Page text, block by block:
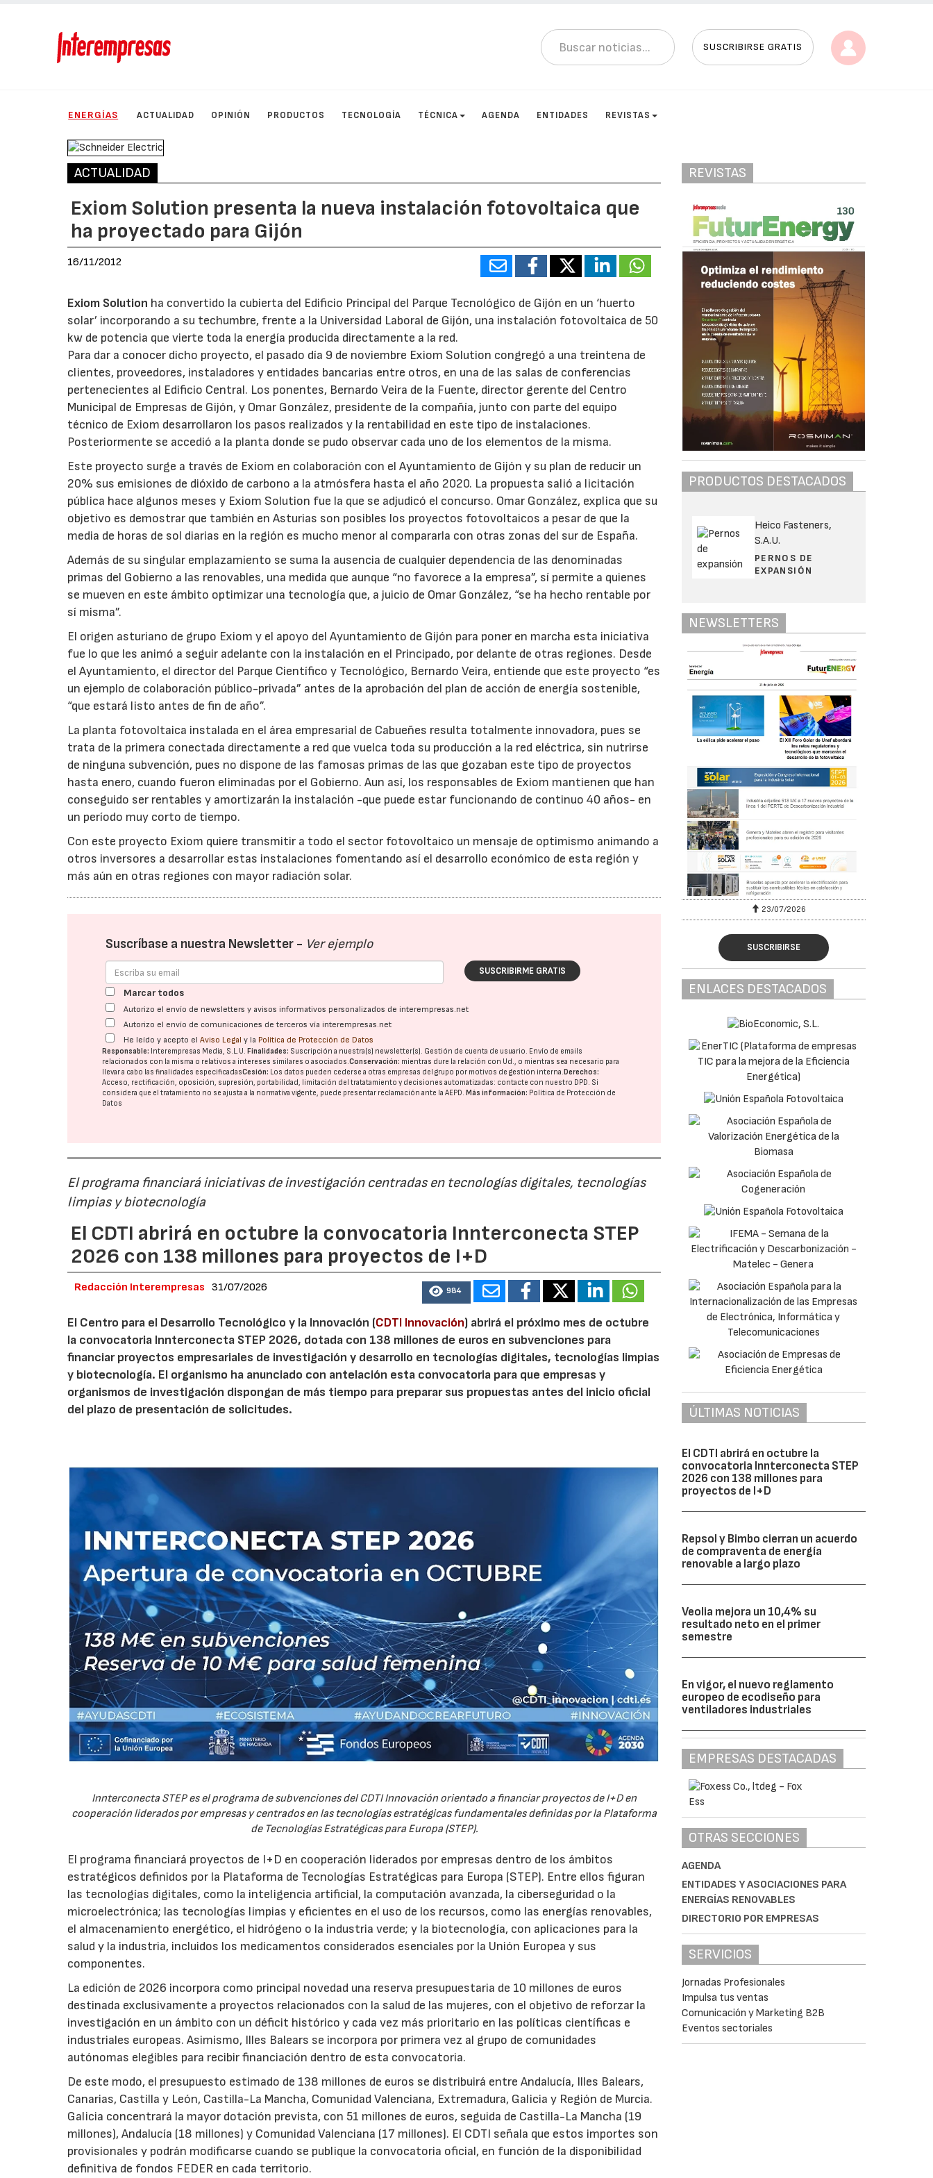
SUSCRIBIRSE GRATIS
ENERGÍAS ACTUALIDAD OPINIÓN PRODUCTOS TECNOLOGÍA TÉCNICA AGENDA ENTIDADES REVISTAS
ACTUALIDAD
Exiom Solution presenta la nueva instalación fotovoltaica que
ha proyectado para Gijón
16/11/2012
Exiom Solution ha convertido la cubierta del Edificio Principal del Parque Tecnológico de Gijón en un ‘huerto
solar’ incorporando a su techumbre, frente a la Universidad Laboral de Gijón, una instalación fotovoltaica de 50
kw de potencia que vierte toda la energía producida directamente a la red.
Para dar a conocer dicho proyecto, el pasado día 9 de noviembre Exiom Solution congregó a una treintena de
clientes, proveedores, instaladores y entidades bancarias entre otros, en una de las salas de conferencias
pertenecientes al Edificio Central. Los ponentes, Bernardo Veira de la Fuente, director gerente del Centro
Municipal de Empresas de Gijón, y Omar González, presidente de la compañía, junto con parte del equipo
técnico de Exiom desarrollaron los pasos realizados y la rentabilidad en este tipo de instalaciones.
Posteriormente se accedió a la planta donde se pudo observar cada uno de los elementos de la misma.
Este proyecto surge a través de Exiom en colaboración con el Ayuntamiento de Gijón y su plan de reducir un
20% sus emisiones de dióxido de carbono a la atmósfera hasta el año 2020. La propuesta salió a licitación
pública hace algunos meses y Exiom Solution fue la que se adjudicó el concurso. Omar González, explica que su
objetivo es demostrar que también en Asturias son posibles los proyectos fotovoltaicos a pesar de que la
media de horas de sol diarias en la región es mucho menor al compararla con otras zonas del sur de España.
Además de su singular emplazamiento se suma la ausencia de cualquier dependencia de las denominadas
primas del Gobierno a las renovables, una medida que aunque “no favorece a la empresa”, sí permite a quienes
se mueven en este ámbito optimizar una tecnología que, a juicio de Omar González, “se ha hecho rentable por
sí misma”.
El origen asturiano de grupo Exiom y el apoyo del Ayuntamiento de Gijón para poner en marcha esta iniciativa
fue lo que les animó a seguir adelante con la instalación en el Principado, por delante de otras regiones. Desde
el Ayuntamiento, el director del Parque Científico y Tecnológico, Bernardo Veira, entiende que este proyecto “es
un ejemplo de colaboración público-privada” antes de la aprobación del plan de acción de energía sostenible,
“que estará listo antes de fin de año”.
La planta fotovoltaica instalada en el área empresarial de Cabueñes resulta totalmente innovadora, pues se
trata de la primera conectada directamente a red que vuelca toda su producción a la red eléctrica, sin nutrirse
de ninguna subvención, pues no dispone de las famosas primas de las que gozaban este tipo de proyectos
hasta enero, cuando fueron eliminadas por el Gobierno. Aun así, los responsables de Exiom mantienen que han
conseguido ser rentables y amortizarán la instalación -que puede estar funcionando de continuo 40 años- en
un período muy corto de tiempo.
Con este proyecto Exiom quiere transmitir a todo el sector fotovoltaico un mensaje de optimismo animando a
otros inversores a desarrollar estas instalaciones fomentando así el desarrollo económico de esta región y
más aún en otras regiones con mayor radiación solar.
Suscríbase a nuestra Newsletter - Ver ejemplo
SUSCRIBIRME GRATIS
Marcar todos
Autorizo el envío de newsletters y avisos informativos personalizados de interempresas.net
Autorizo el envío de comunicaciones de terceros vía interempresas.net
He leído y acepto elAviso Legal y la Política de Protección de Datos
Responsable: Interempresas Media, S.L.U. Finalidades: Suscripción a nuestra(s) newsletter(s). Gestión de cuenta de usuario. Envío de emails
relacionados con la misma o relativos a intereses similares o asociados.Conservación: mientras dure la relación con Ud., o mientras sea necesario para
llevar a cabo las finalidades especificadasCesión: Los datos pueden cederse a otras empresas del grupo por motivos de gestión interna. Derechos:
Acceso, rectificación, oposición, supresión, portabilidad, limitación del tratatamiento y decisiones automatizadas: contacte con nuestro DPD. Si
considera que el tratamiento no se ajusta a la normativa vigente, puede presentar reclamación ante laAEPD. Más información: Política de Protección de
Datos
El programa financiará iniciativas de investigación centradas en tecnologías digitales, tecnologías
limpias y biotecnología
El CDTI abrirá en octubre la convocatoria Innterconecta STEP
2026 con 138 millones para proyectos de I+D
Redacción Interempresas 31/07/2026 984
El Centro para el Desarrollo Tecnológico y la Innovación (CDTI Innovación) abrirá el próximo mes de octubre
la convocatoria Innterconecta STEP 2026, dotada con 138 millones de euros en subvenciones para
financiar proyectos empresariales de investigación y desarrollo en tecnologías digitales, tecnologías limpias
y biotecnología. El organismo ha anunciado con antelación esta convocatoria para que empresas y
organismos de investigación dispongan de más tiempo para preparar sus propuestas antes del inicio oficial
del plazo de presentación de solicitudes.
Innterconecta STEP es el programa de subvenciones del CDTI Innovación orientado a financiar proyectos de I+D en
cooperación liderados por empresas y centrados en las tecnologías estratégicas fundamentales definidas por la Plataforma
de Tecnologías Estratégicas para Europa (STEP).
El programa financiará proyectos de I+D en cooperación liderados por empresas dentro de los ámbitos
estratégicos definidos por la Plataforma de Tecnologías Estratégicas para Europa (STEP). Entre ellos figuran
las tecnologías digitales, como la inteligencia artificial, la computación avanzada, la ciberseguridad o la
microelectrónica; las tecnologías limpias y eficientes en el uso de los recursos, como las energías renovables,
el almacenamiento energético, el hidrógeno o la industria verde; y la biotecnología, con aplicaciones para la
salud y la industria, incluidos los medicamentos considerados esenciales por la Unión Europea y sus
componentes.
La edición de 2026 incorpora como principal novedad una reserva presupuestaria de 10 millones de euros
destinada exclusivamente a proyectos relacionados con la salud de las mujeres, con el objetivo de reforzar la
investigación en un ámbito con un déficit histórico y cada vez más prioritario en las políticas científicas e
industriales europeas. Asimismo, Illes Balears se incorpora por primera vez al grupo de comunidades
autónomas elegibles para recibir financiación dentro de esta convocatoria.
De este modo, el presupuesto estimado de 138 millones de euros se distribuirá entre Andalucía, Illes Balears,
Canarias, Castilla y León, Castilla-La Mancha, Comunidad Valenciana, Extremadura, Galicia y Región de Murcia.
Galicia concentrará la mayor dotación prevista, con 51 millones de euros, seguida de Castilla-La Mancha (19
millones), Andalucía (18 millones) y Comunidad Valenciana (17 millones). El CDTI señala que estos importes son
provisionales y podrán modificarse cuando se publique la convocatoria oficial, en función de la disponibilidad
definitiva de fondos FEDER en cada territorio.
REVISTAS
PRODUCTOS DESTACADOS
Heico Fasteners,
S.A.U.
PERNOS DE
EXPANSIÓN
NEWSLETTERS
23/07/2026
SUSCRIBIRSE
ENLACES DESTACADOS
ÚLTIMAS NOTICIAS
El CDTI abrirá en octubre la
convocatoria Innterconecta STEP
2026 con 138 millones para
proyectos de I+D
Repsol y Bimbo cierran un acuerdo
de compraventa de energía
renovable a largo plazo
Veolia mejora un 10,4% su
resultado neto en el primer
semestre
En vigor, el nuevo reglamento
europeo de ecodiseño para
ventiladores industriales
EMPRESAS DESTACADAS
OTRAS SECCIONES
AGENDA
ENTIDADES Y ASOCIACIONES PARA
ENERGÍAS RENOVABLES
DIRECTORIO POR EMPRESAS
SERVICIOS
Jornadas Profesionales
Impulsa tus ventas
Comunicación y Marketing B2B
Eventos sectoriales